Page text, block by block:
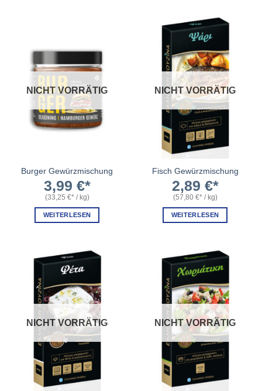
NICHT VORRÄTIG
Burger Gewürzmischung
3,99 €
(33,25 € / kg)
WEITERLESEN
NICHT VORRÄTIG
Fisch Gewürzmischung
2,89 €
(57,80 € / kg)
WEITERLESEN
NICHT VORRÄTIG NICHT VORRÄTIG